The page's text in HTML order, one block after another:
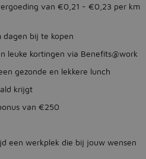
van €0,21 - €0,23 per km
bij te kopen
leuke kortingen via Benefits@work
gezonde en lekkere lunch
krijgt
van €250
een werkplek die bij jouw wensen